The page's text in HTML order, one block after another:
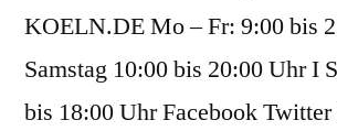
KOELN.DE Mo – Fr: 9:00 bis
Samstag 10:00 bis 20:00 Uhr I
bis 18:00 Uhr Facebook